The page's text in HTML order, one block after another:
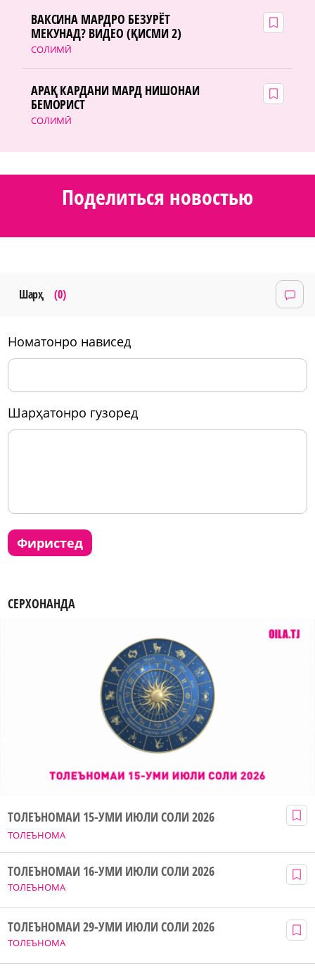
СОЛИМӢ
ВАКСИНА МАРДРО БЕЗУРЁТ
МЕКУНАД? ВИДЕО (ҚИСМИ 2)
СОЛИМӢ
АРАҚ КАРДАНИ МАРД НИШОНАИ
БЕМОРИСТ
Поделиться новостью
Шарҳ (0)
номатонро нависед
шарҳатонро гузоред
фиристед
СЕРХОНАНДА
ТОЛЕЪНОМА
ТОЛЕЪНОМАИ 15-УМИ ИЮЛИ СОЛИ 2026
ТОЛЕЪНОМА
ТОЛЕЪНОМАИ 16-УМИ ИЮЛИ СОЛИ 2026
ТОЛЕЪНОМА
ТОЛЕЪНОМАИ 29-УМИ ИЮЛИ СОЛИ 2026